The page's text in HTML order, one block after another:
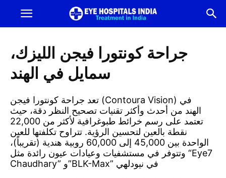
أفضل
للعيون
في
الهند
جراحة كونتورا فيجن الليزك،
سمايل في الهند
تعد جراحة كونتورا فيجن (Contoura Vision) في
الهند من أحدث وأكثر تقنيات تصحيح النظر دقة، حيث
تعتمد على رسم خرائط طبوغرافية لأكثر من 22,000
نقطة بالعين لتحسين الرؤية. تتراوح تكلفتها للعين
الواحدة بين 45,000 إلى 60,000 روبية هندية (تقريباً)،
وتتوفر في مستشفيات وعيادات عيون رائدة مثل “Eye7
Chaudhary” و”BLK-Max” في نيودلهي